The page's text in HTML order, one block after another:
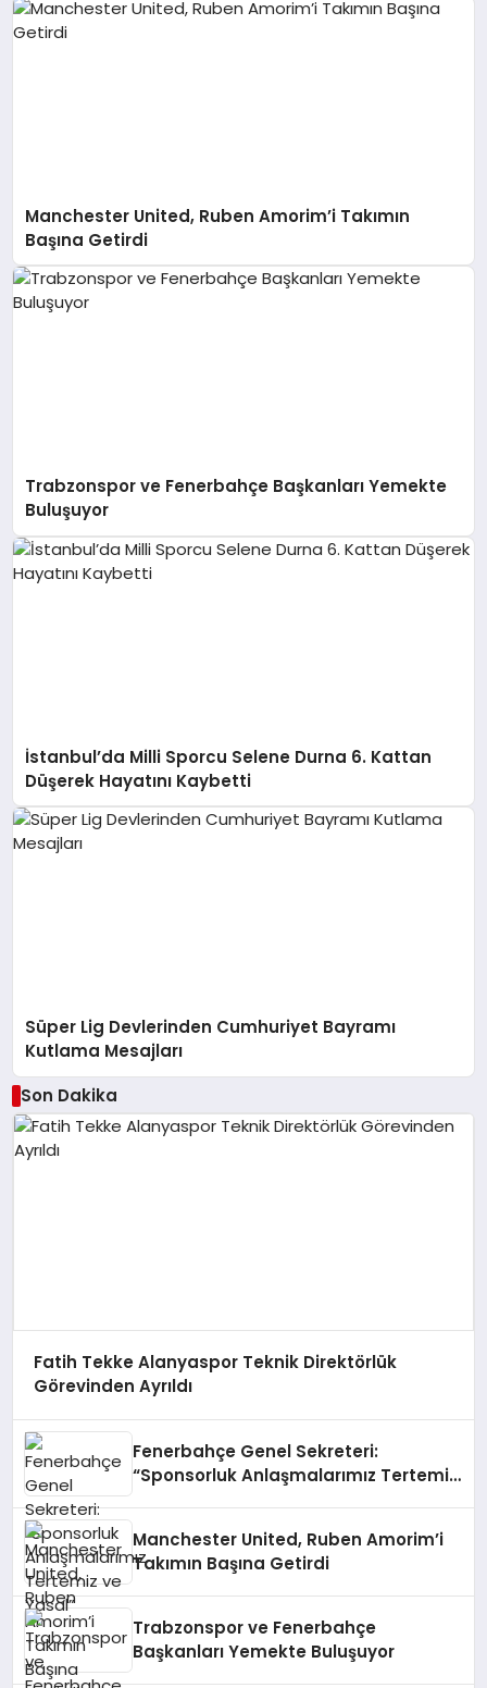
Manchester United, Ruben Amorim’i Takımın
Başına Getirdi
Trabzonspor ve Fenerbahçe Başkanları Yemekte
Buluşuyor
İstanbul’da Milli Sporcu Selene Durna 6. Kattan
Düşerek Hayatını Kaybetti
Süper Lig Devlerinden Cumhuriyet Bayramı
Kutlama Mesajları
Son Dakika
Fatih Tekke Alanyaspor Teknik Direktörlük
Görevinden Ayrıldı
Fenerbahçe Genel Sekreteri:
“Sponsorluk Anlaşmalarımız Tertemiz
Manchester United, Ruben Amorim’i
Takımın Başına Getirdi
Trabzonspor ve Fenerbahçe
Başkanları Yemekte Buluşuyor